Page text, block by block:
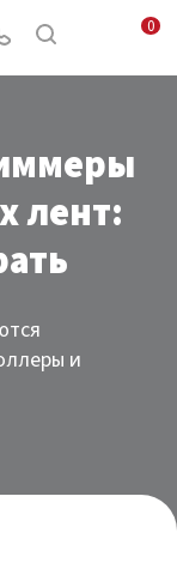
0
лент:
и